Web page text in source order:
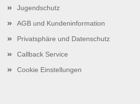
Jugendschutz
AGB und Kundeninformation
Privatsphäre und Datenschutz
Callback Service
Cookie Einstellungen